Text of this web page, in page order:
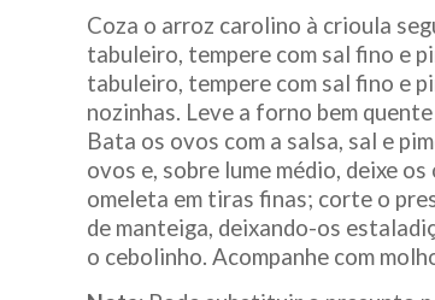
Coza o arroz carolino à crioula
tabuleiro, tempere com sal fino e
tabuleiro, tempere com sal fino e
nozinhas. Leve a forno bem
Bata os ovos com a salsa, sal e
ovos e, sobre lume médio, deixe
omeleta em tiras finas; corte o
de manteiga, deixando-os
o cebolinho. Acompanhe com